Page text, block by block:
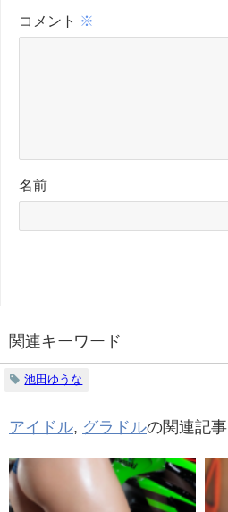
コメント ※
名前
関連キーワード
池田ゆうな
アイドル, グラドルの関連記事